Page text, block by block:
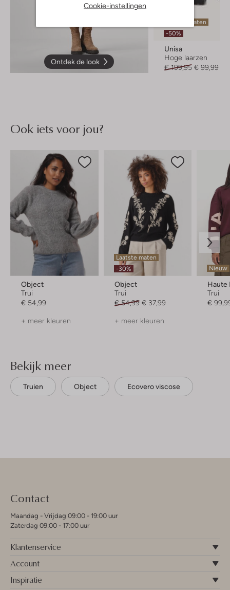
Cookie-instellingen
Ontdek de look
Laatste maten
-50%
Unisa
Hoge laarzen
€ 199,95 € 99,99
Ook iets voor jou?
Object
Trui
€ 54,99
+ meer kleuren
Laatste maten
-30%
Object
Trui
€ 54,99 € 37,99
+ meer kleuren
Nieuw
Haute
Trui
€
Bekijk meer
Truien Object Ecovero viscose
Contact
Maandag - Vrijdag 09:00 - 19:00 uur
Zaterdag 09:00 - 17:00 uur
Klantenservice
Account
Inspiratie